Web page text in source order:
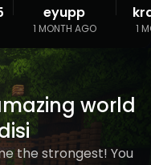
eyupp
1 MONTH AGO 1
world
the strongest! You